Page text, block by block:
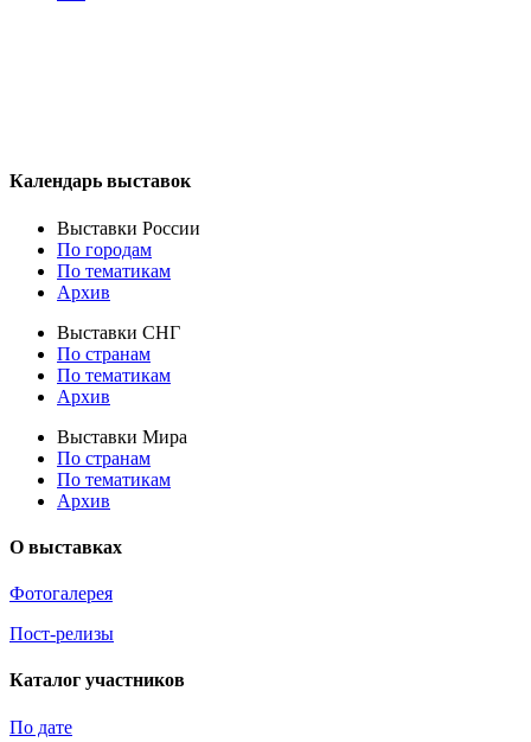
Календарь выставок
Выставки России
По городам
По тематикам
Архив
Выставки СНГ
По странам
По тематикам
Архив
Выставки Мира
По странам
По тематикам
Архив
О выставках
Фотогалерея
Пост-релизы
Каталог участников
По дате